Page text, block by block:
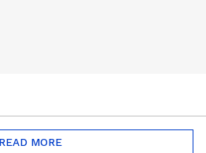
READ MORE